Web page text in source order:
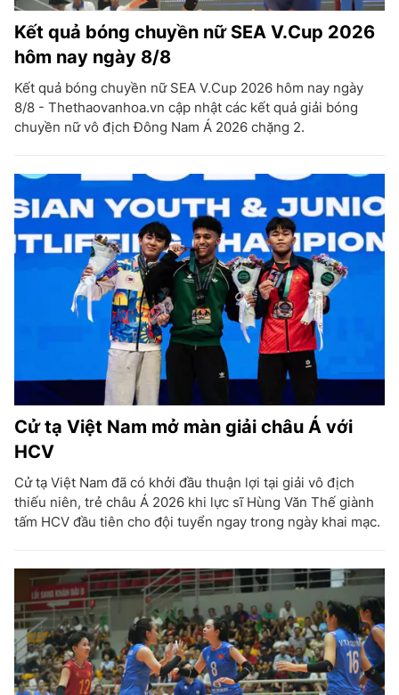
Kết quả bóng chuyền nữ SEA V.Cup 2026
hôm nay ngày 8/8
Kết quả bóng chuyền nữ SEA V.Cup 2026 hôm nay ngày
8/8 - Thethaovanhoa.vn cập nhật các kết quả giải bóng
chuyền nữ vô địch Đông Nam Á 2026 chặng 2.
Cử tạ Việt Nam mở màn giải châu Á với
HCV
Cử tạ Việt Nam đã có khởi đầu thuận lợi tại giải vô địch
thiếu niên, trẻ châu Á 2026 khi lực sĩ Hùng Văn Thế giành
tấm HCV đầu tiên cho đội tuyển ngay trong ngày khai mạc.